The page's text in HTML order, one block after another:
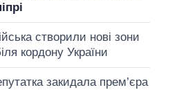
створили нові зони
кордону України
закидала прем’єра